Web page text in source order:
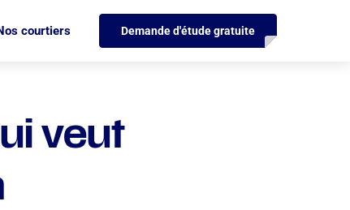
courtiers Demande d'étude gratuite
veut